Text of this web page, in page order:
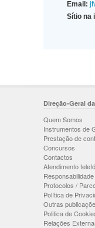
Email:
Sítio na
Direção-Geral
Quem Somos
Instrumentos de
Prestação de
Concursos
Contactos
Atendimento
Protocolos /
Política de
Outras
Politica de
Relações